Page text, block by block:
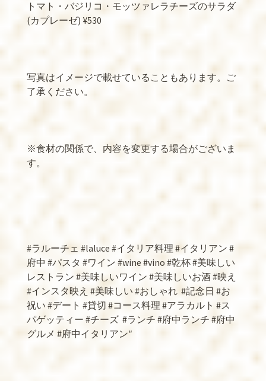
トマト・バジリコ・モッツァレラチーズのサラダ
(カプレーゼ) ¥530
写真はイメージで載せていることもあります。ご
了承ください。
※食材の関係で、内容を変更する場合がございま
す。
#ラルーチェ #laluce #イタリア料理 #イタリアン #
府中 #パスタ #ワイン #wine #vino #乾杯#美味しい
レストラン #美味しいワイン #美味しいお酒#映え
#インスタ映え #美味しい #おしゃれ #記念日 #お
祝い #デート #貸切 #コース料理 #アラカルト #ス
パゲッティー #チーズ #ランチ #府中ランチ #府中
グルメ #府中イタリアン″